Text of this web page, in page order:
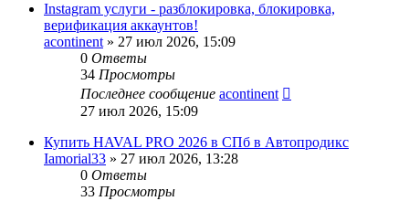
Instagram услуги - разблокировка, блокировка,
верификация аккаунтов!
acontinent » 27 июл 2026, 15:09
0 Ответы
34 Просмотры
Последнее сообщение acontinent
27 июл 2026, 15:09
Купить HAVAL PRO 2026 в СПб в Автопродикс
Iamorial33 » 27 июл 2026, 13:28
0 Ответы
33 Просмотры